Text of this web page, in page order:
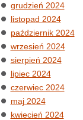
grudzień 2024
listopad 2024
październik 2024
wrzesień 2024
sierpień 2024
lipiec 2024
czerwiec 2024
maj 2024
kwiecień 2024